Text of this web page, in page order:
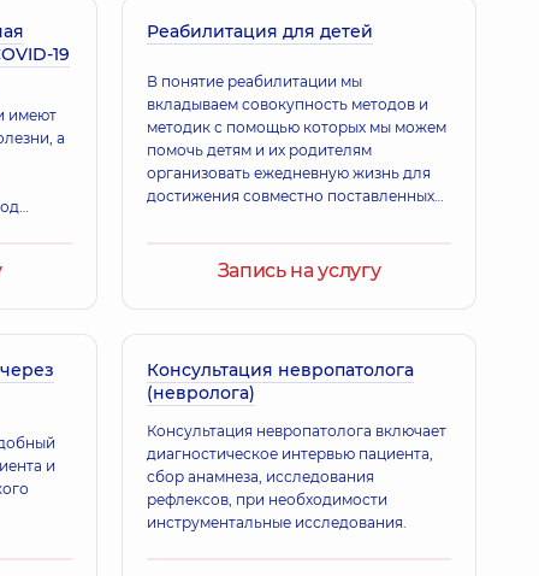
19
имеют
а
Реабилитация для детей
В понятие реабилитации мы
вкладываем совокупность методов и
методик с помощью которых мы можем
помочь детям и их родителям
организовать ежедневную жизнь для
достижения совместно поставленных
Запись на услугу
и
Консультация невропатолога
(невролога)
Консультация невропатолога включает
диагностическое интервью пациента,
сбор анамнеза, исследования
рефлексов, при необходимости
инструментальные исследования.